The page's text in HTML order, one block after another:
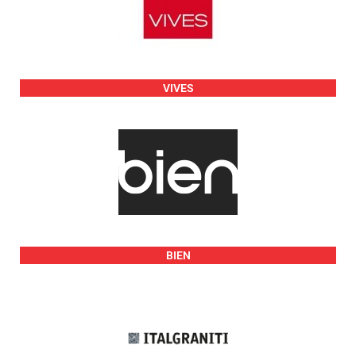
VIVES
BIEN